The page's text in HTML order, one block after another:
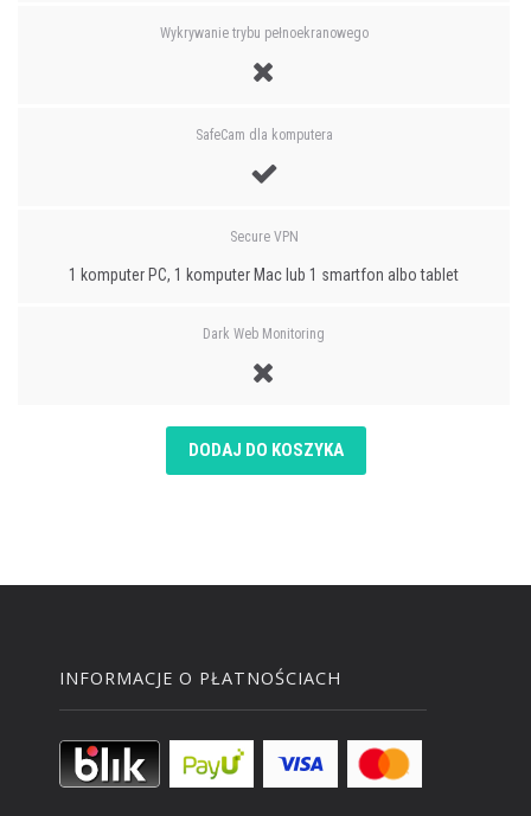
Wykrywanie trybu pełnoekranowego
SafeCam dla komputera
Secure VPN
1 komputer PC, 1 komputer Mac lub 1 smartfon albo tablet
Dark Web Monitoring
DODAJ DO KOSZYKA
INFORMACJE O PŁATNOŚCIACH